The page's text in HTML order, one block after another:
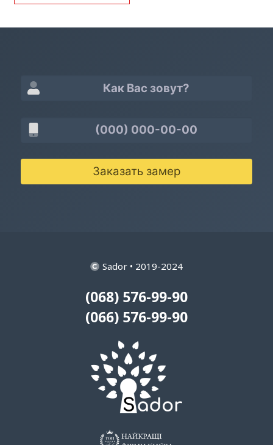
Заказать замер
Sador • 2019-2024
(068) 576-99-90
(066) 576-99-90